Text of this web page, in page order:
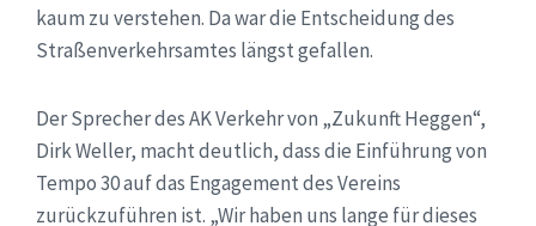
kaum zu verstehen. Da war die Entscheidung des
Straßenverkehrsamtes längst gefallen.
Der Sprecher des AK Verkehr von „Zukunft Heggen“,
Dirk Weller, macht deutlich, dass die Einführung von
Tempo 30 auf das Engagement des Vereins
zurückzuführen ist. „Wir haben uns lange für dieses